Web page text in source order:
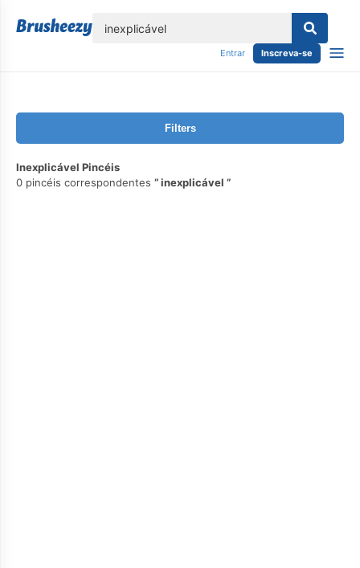
Entrar Inscreva-se
Filters
Inexplicável Pincéis
0 pincéis correspondentes
inexplicável